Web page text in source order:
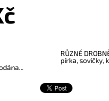
RŮZNÉ
pírka, sovičky,